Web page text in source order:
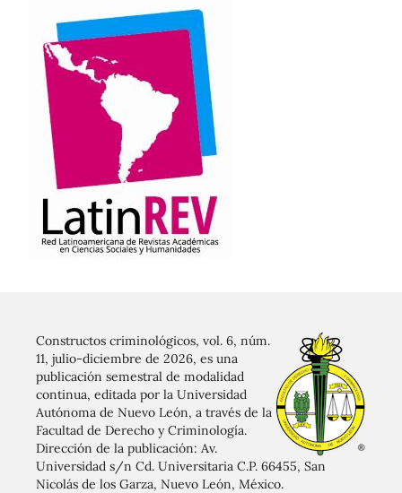
Constructos criminológicos, vol. 6, núm.
11, julio-diciembre de 2026, es una
publicación semestral de modalidad
continua, editada por la Universidad
Autónoma de Nuevo León, a través de la
Facultad de Derecho y Criminología.
Dirección de la publicación: Av.
Universidad s/n Cd. Universitaria C.P. 66455, San
Nicolás de los Garza, Nuevo León, México.